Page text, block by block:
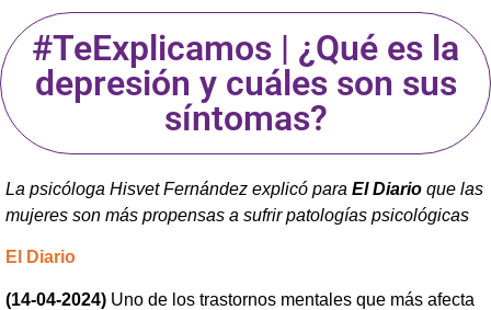
#TeExplicamos | ¿Qué es la
depresión y cuáles son sus
síntomas?
La psicóloga Hisvet Fernández explicó para El Diario que las
mujeres son más propensas a sufrir patologías psicológicas
El Diario
(14-04-2024) Uno de los trastornos mentales que más afecta